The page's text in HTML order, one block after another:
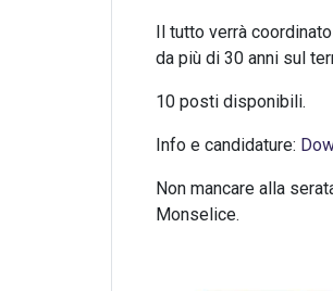
Il tutto verrà
da più di 30 anni sul
10 posti disponibili.
Info e candidature:
Non mancare alla
Monselice.